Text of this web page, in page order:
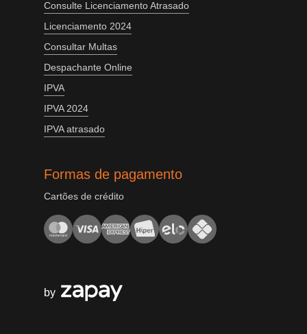
Consulte Licenciamento Atrasado
Licenciamento 2024
Consultar Multas
Despachante Online
IPVA
IPVA 2024
IPVA atrasado
Formas de pagamento
Cartões de crédito
by